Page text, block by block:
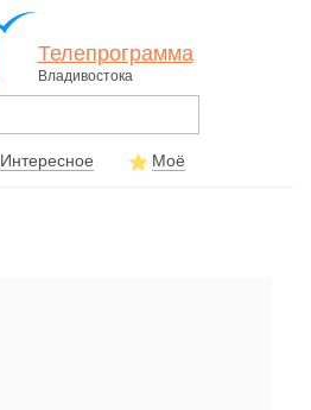
Телепрограмма
Владивостока
Интересное Моё